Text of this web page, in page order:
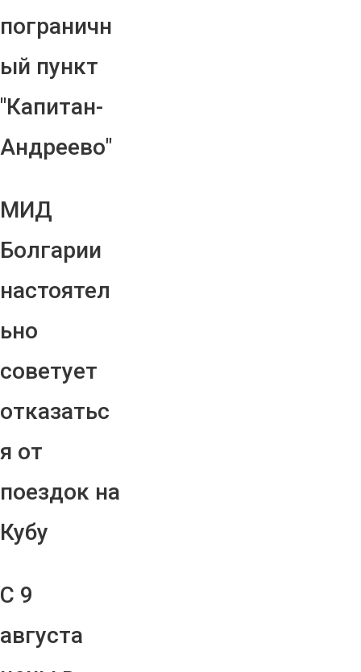
пограничн
ый пункт
"Капитан-
Андреево"
МИД
Болгарии
настоятел
ьно
советует
отказатьс
я от
поездок на
Кубу
С 9
августа